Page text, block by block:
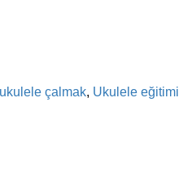
ukulele çalmak, Ukulele eğitimi